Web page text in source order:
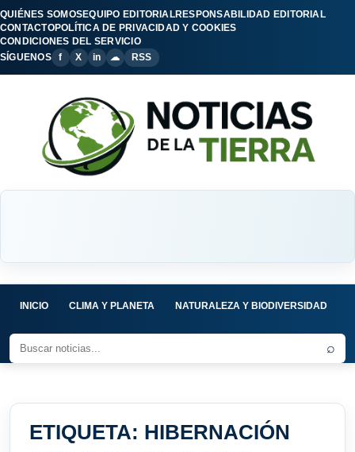
QUIÉNES SOMOSEQUIPO EDITORIALRESPONSABILIDAD EDITORIAL
CONTACTOPOLÍTICA DE PRIVACIDAD Y COOKIES
CONDICIONES DEL SERVICIO
SÍGUENOS
f X in ☁ RSS
INICIO CLIMA Y PLANETA NATURALEZA Y BIODIVERSIDAD
⌕
ETIQUETA: HIBERNACIÓN